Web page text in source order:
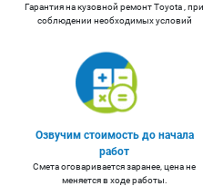
Гарантия на кузовной ремонт Toyota , при
соблюдении необходимых условий
Озвучим стоимость до начала
работ
Смета оговаривается заранее, цена не
меняется в ходе работы.